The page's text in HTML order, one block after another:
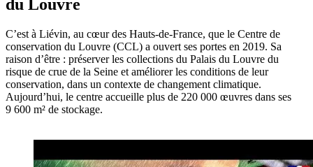
du Louvre
C’est à Liévin, au cœur des Hauts-de-France, que le Centre de
conservation du Louvre (CCL) a ouvert ses portes en 2019. Sa
raison d’être : préserver les collections du Palais du Louvre du
risque de crue de la Seine et améliorer les conditions de leur
conservation, dans un contexte de changement climatique.
Aujourd’hui, le centre accueille plus de 220 000 œuvres dans ses
9 600 m² de stockage.